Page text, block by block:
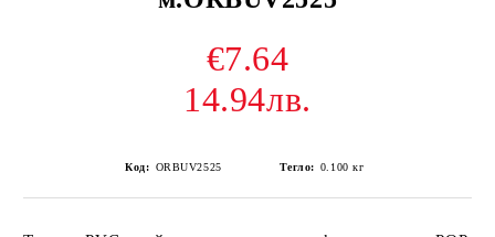
€7.64
14.94лв.
Код: ORBUV2525 Тегло: 0.100 кг